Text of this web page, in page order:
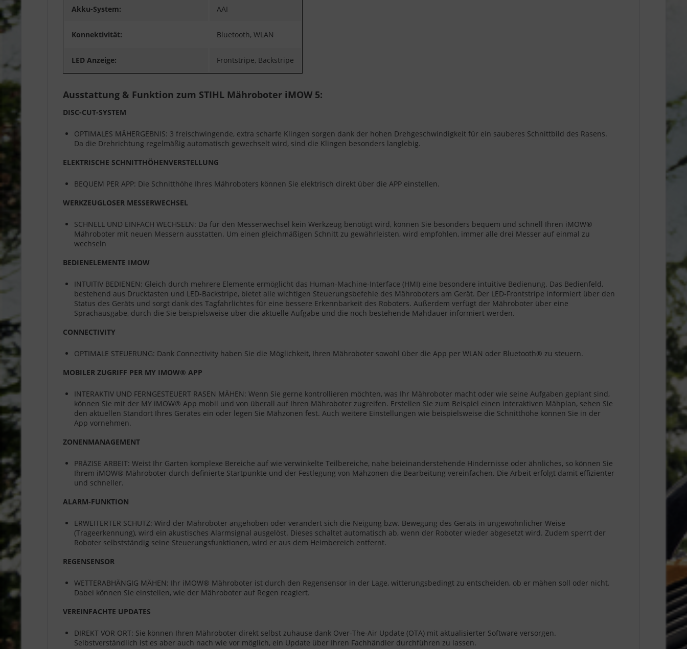
Akku-System: AAI
Konnektivität: Bluetooth, WLAN
LED Anzeige: Frontstripe, Backstripe
Ausstattung & Funktion zum STIHL Mähroboter iMOW 5:
DISC-CUT-SYSTEM
OPTIMALES MÄHERGEBNIS: 3 freischwingende, extra scharfe Klingen sorgen dank der hohen Drehgeschwindigkeit für ein sauberes Schnittbild des Rasens.
Da die Drehrichtung regelmäßig automatisch gewechselt wird, sind die Klingen besonders langlebig.
ELEKTRISCHE SCHNITTHÖHENVERSTELLUNG
BEQUEM PER APP: Die Schnitthöhe Ihres Mähroboters können Sie elektrisch direkt über die APP einstellen.
WERKZEUGLOSER MESSERWECHSEL
SCHNELL UND EINFACH WECHSELN: Da für den Messerwechsel kein Werkzeug benötigt wird, können Sie besonders bequem und schnell Ihren iMOW®
Mähroboter mit neuen Messern ausstatten. Um einen gleichmäßigen Schnitt zu gewährleisten, wird empfohlen, immer alle drei Messer auf einmal zu
wechseln
BEDIENELEMENTE IMOW
INTUITIV BEDIENEN: Gleich durch mehrere Elemente ermöglicht das Human-Machine-Interface (HMI) eine besondere intuitive Bedienung. Das Bedienfeld,
bestehend aus Drucktasten und LED-Backstripe, bietet alle wichtigen Steuerungsbefehle des Mähroboters am Gerät. Der LED-Frontstripe informiert über den
Status des Geräts und sorgt dank des Tagfahrlichtes für eine bessere Erkennbarkeit des Roboters. Außerdem verfügt der Mähroboter über eine
Sprachausgabe, durch die Sie beispielsweise über die aktuelle Aufgabe und die noch bestehende Mähdauer informiert werden.
CONNECTIVITY
OPTIMALE STEUERUNG: Dank Connectivity haben Sie die Möglichkeit, Ihren Mähroboter sowohl über die App per WLAN oder Bluetooth® zu steuern.
MOBILER ZUGRIFF PER MY IMOW® APP
INTERAKTIV UND FERNGESTEUERT RASEN MÄHEN: Wenn Sie gerne kontrollieren möchten, was Ihr Mähroboter macht oder wie seine Aufgaben geplant sind,
können Sie mit der MY iMOW® App mobil und von überall auf Ihren Mähroboter zugreifen. Erstellen Sie zum Beispiel einen interaktiven Mähplan, sehen Sie
den aktuellen Standort Ihres Gerätes ein oder legen Sie Mähzonen fest. Auch weitere Einstellungen wie beispielsweise die Schnitthöhe können Sie in der
App vornehmen.
ZONENMANAGEMENT
PRÄZISE ARBEIT: Weist Ihr Garten komplexe Bereiche auf wie verwinkelte Teilbereiche, nahe beieinanderstehende Hindernisse oder ähnliches, so können Sie
Ihrem iMOW® Mähroboter durch definierte Startpunkte und der Festlegung von Mähzonen die Bearbeitung vereinfachen. Die Arbeit erfolgt damit effizienter
und schneller.
ALARM-FUNKTION
ERWEITERTER SCHUTZ: Wird der Mähroboter angehoben oder verändert sich die Neigung bzw. Bewegung des Geräts in ungewöhnlicher Weise
(Trageerkennung), wird ein akustisches Alarmsignal ausgelöst. Dieses schaltet automatisch ab, wenn der Roboter wieder abgesetzt wird. Zudem sperrt der
Roboter selbstständig seine Steuerungsfunktionen, wird er aus dem Heimbereich entfernt.
REGENSENSOR
WETTERABHÄNGIG MÄHEN: Ihr iMOW® Mähroboter ist durch den Regensensor in der Lage, witterungsbedingt zu entscheiden, ob er mähen soll oder nicht.
Dabei können Sie einstellen, wie der Mähroboter auf Regen reagiert.
VEREINFACHTE UPDATES
DIREKT VOR ORT: Sie können Ihren Mähroboter direkt selbst zuhause dank Over-The-Air Update (OTA) mit aktualisierter Software versorgen.
Selbstverständlich ist es aber auch nach wie vor möglich, ein Update über Ihren Fachhändler durchführen zu lassen.